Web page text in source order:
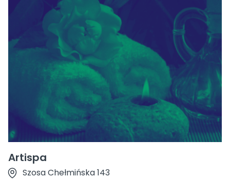
Artispa
Szosa Chełmińska 143